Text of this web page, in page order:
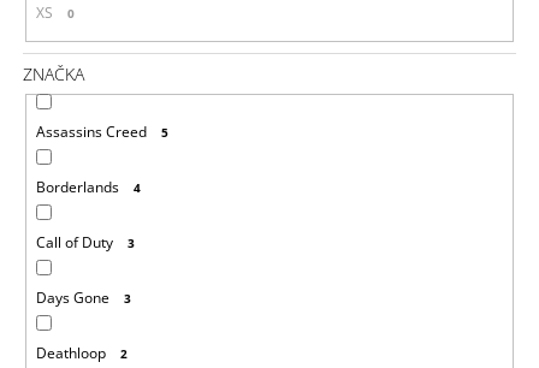
XS 0
ZNAČKA
Assassins Creed 5
Borderlands 4
Call of Duty 3
Days Gone 3
Deathloop 2